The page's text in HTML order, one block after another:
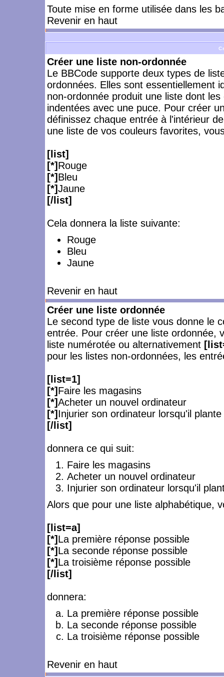
Toute mise en forme utilisée dans les
Revenir en haut
Créer une liste non-ordonnée
Le BBCode supporte deux types de
ordonnées. Elles sont essentiellement
non-ordonnée produit une liste dont
indentées avec une puce. Pour créer
définissez chaque entrée à l'intérieur
une liste de vos couleurs favorites,
[list]
[*] Rouge
[*] Bleu
[*]Jaune
[/list]
Cela donnera la liste suivante:
Rouge
Bleu
Jaune
Revenir en haut
Créer une liste ordonnée
Le second type de liste vous donne le
entrée. Pour créer une liste ordonnée,
liste numérotée ou alternativement
pour les listes non-ordonnées, les
[list=1]
[*] Faire les magasins
[*]Acheter un nouvel ordinateur
[*] Injurier son ordinateur lorsqu'il plante
[/list]
donnera ce qui suit:
Faire les magasins
Acheter un nouvel ordinateur
Injurier son ordinateur lorsqu'il
Alors que pour une liste alphabétique,
[list=a]
[*] La première réponse possible
[*] La seconde réponse possible
[*] La troisième réponse possible
[/list]
donnera:
La première réponse possible
La seconde réponse possible
La troisième réponse possible
Revenir en haut